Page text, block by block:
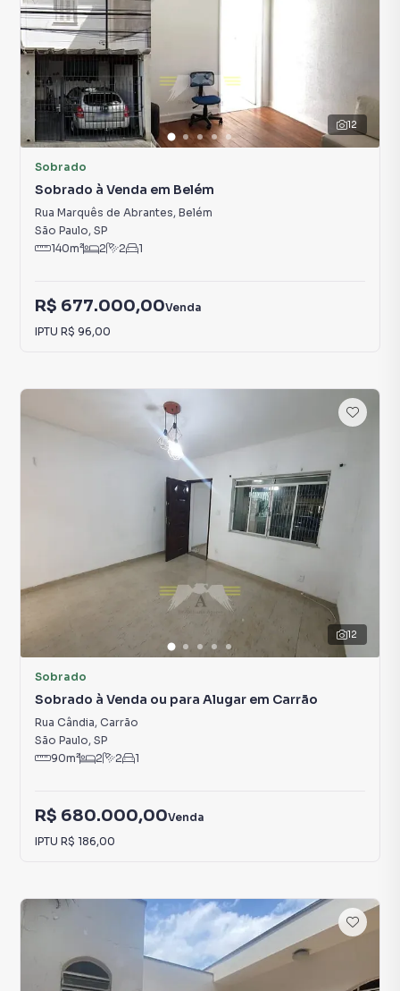
12
Sobrado
Sobrado à Venda em Belém
Rua Marquês de Abrantes, Belém
São Paulo, SP
140m² 2 2 1
R$ 677.000,00Venda
IPTU R$ 96,00
12
Sobrado
Sobrado à Venda ou para Alugar em Carrão
Rua Cândia, Carrão
São Paulo, SP
90m² 2 2 1
R$ 680.000,00Venda
IPTU R$ 186,00